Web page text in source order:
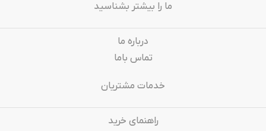
ما را بیشتر بشناسید
درباره‌ ما
تماس باما
خدمات مشتریان
راهنمای خرید